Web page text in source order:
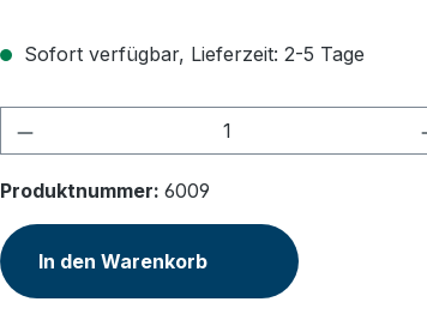
Sofort verfügbar, Lieferzeit: 2-5 Tage
Produkt Anzahl: Gib den
Produktnummer: 6009
In den Warenkorb